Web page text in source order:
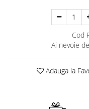
Cod
Ai nevoie
Adauga la